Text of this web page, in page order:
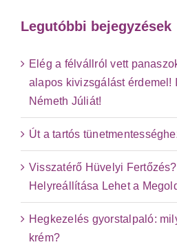
Legutóbbi bejegyzések
Elég a félvállról vett
alapos kivizsgálást érdemel!
Németh Júliát!
Út a tartós
Visszatérő Hüvelyi
Helyreállítása Lehet a
Hegkezelés gyorstalpaló:
krém?